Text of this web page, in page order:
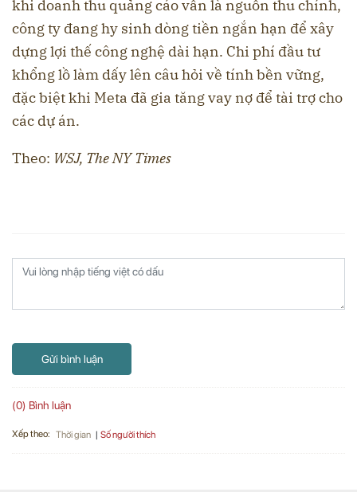
khi doanh thu quảng cáo vẫn là nguồn thu chính,
công ty đang hy sinh dòng tiền ngắn hạn để xây
dựng lợi thế công nghệ dài hạn. Chi phí đầu tư
khổng lồ làm dấy lên câu hỏi về tính bền vững,
đặc biệt khi Meta đã gia tăng vay nợ để tài trợ cho
các dự án.
Theo: WSJ, The NY Times
Gửi bình luận
(0) Bình luận
Xếp theo: Thời gian Số người thích